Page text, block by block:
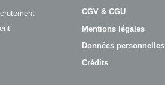
CGV & CGU
Mentions légales
Données personnelles
Crédits